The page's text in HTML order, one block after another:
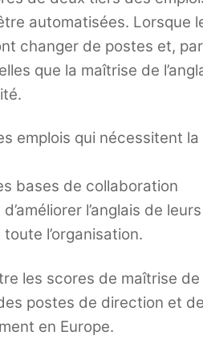
automatisées. Lorsque
changer de postes et, par
que la maîtrise de
emplois qui nécessitent la
bases de collaboration
l’anglais de leurs
l’organisation.
les scores de maîtrise de
postes de direction et
en Europe.